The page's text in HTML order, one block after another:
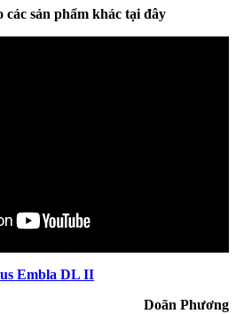
các sản phẩm khác tại đây
Embla DL II
Doãn Phương